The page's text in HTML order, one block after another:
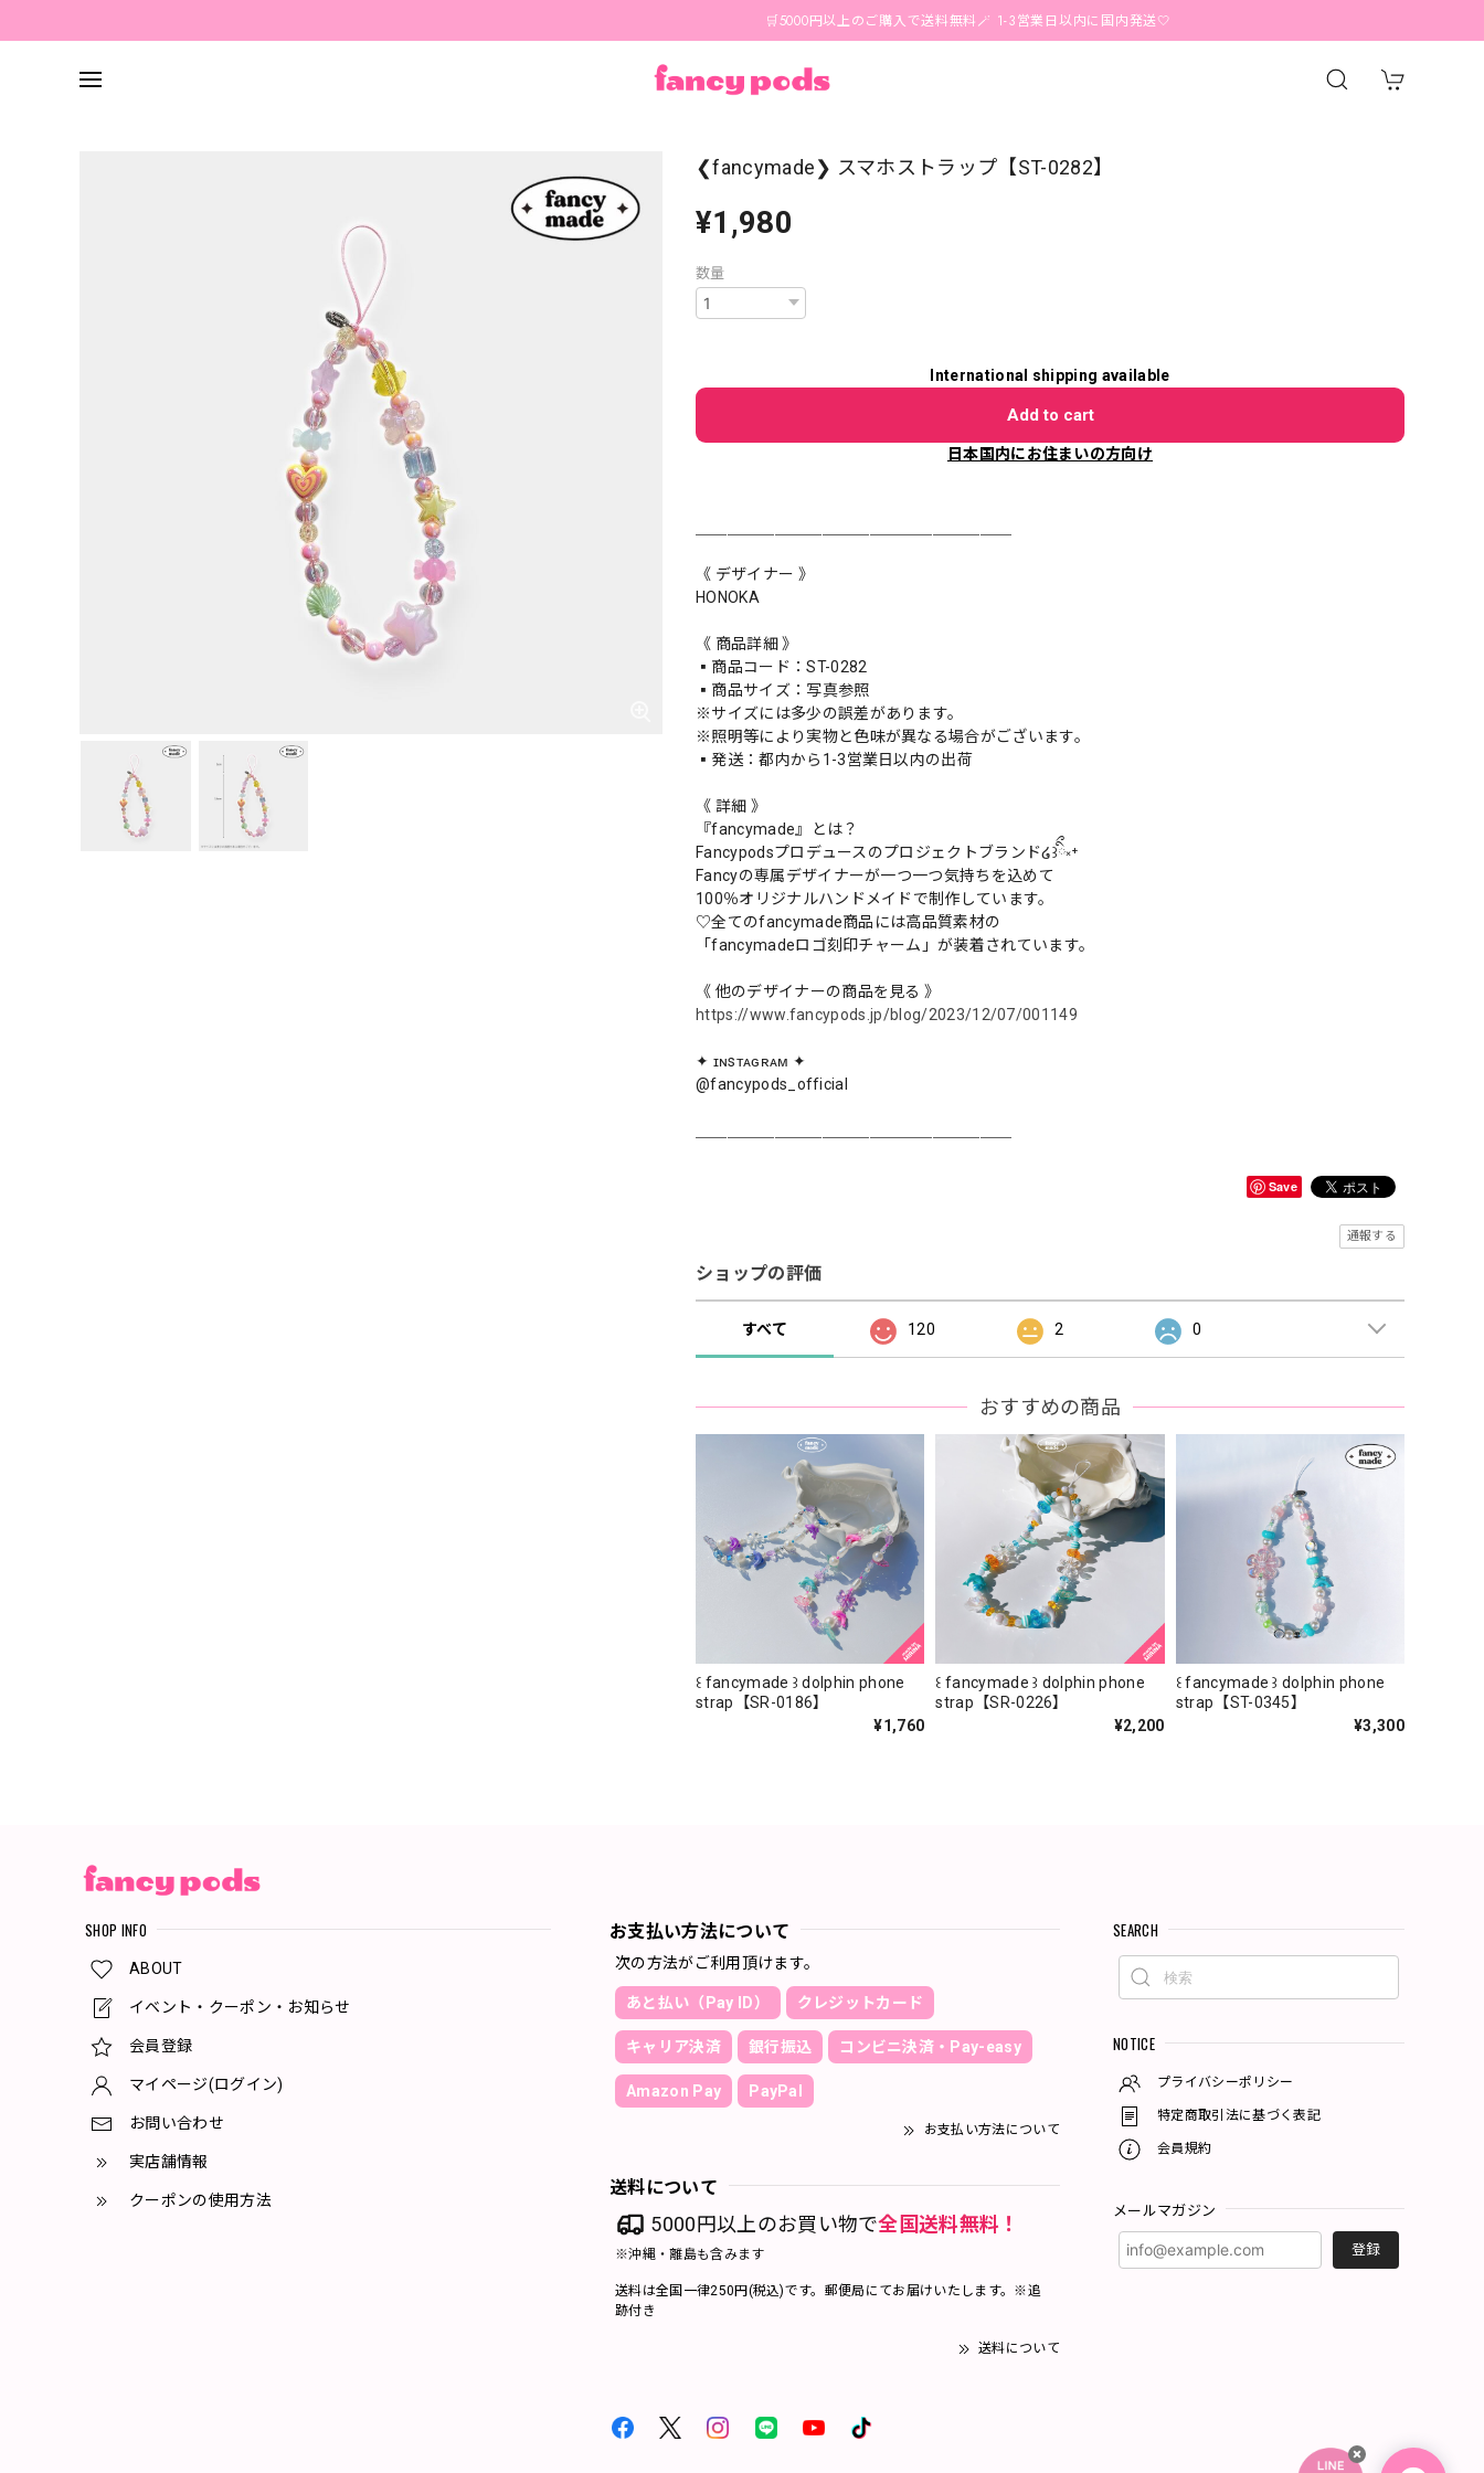
🛒5000円以上のご購入で送料無料🪄 1-3営業日以内に国内発送🤍
❮fancymade❯ スマホストラップ【ST-0282】
¥1,980
数量
International shipping available
Add to cart
日本国内にお住まいの方向け
《 デザイナー 》
HONOKA
《 商品詳細 》
▪️商品コード：ST-0282
▪️商品サイズ：写真参照
※サイズには多少の誤差があります。
※照明等により実物と色味が異なる場合がございます。
▪️発送：都内から1-3営業日以内の出荷
《 詳細 》
『fancymade』とは？
Fancypodsプロデュースのプロジェクトブランド໒꒱ིྀ༝⁺
Fancyの専属デザイナーが一つ一つ気持ちを込めて
100％オリジナルハンドメイドで制作しています。
♡全てのfancymade商品には高品質素材の
「fancymadeロゴ刻印チャーム」が装着されています。
《 他のデザイナーの商品を見る 》
https://www.fancypods.jp/blog/2023/12/07/001149
✦ ɪɴsᴛᴀɢʀᴀᴍ ✦
@fancypods_official
Save
通報する
ショップの評価
すべて 120 2 0
おすすめの商品
꒰ fancymade ꒱ dolphin phone
strap【SR-0186】
¥1,760
꒰ fancymade ꒱ dolphin phone
strap【SR-0226】
¥2,200
꒰ fancymade ꒱ dolphin phone
strap【ST-0345】
¥3,300
SHOP INFO
ABOUT
イベント・クーポン・お知らせ
会員登録
マイページ(ログイン)
お問い合わせ
実店舗情報
クーポンの使用方法
お支払い方法について
次の方法がご利用頂けます。
あと払い（Pay ID） クレジットカード
キャリア決済 銀行振込 コンビニ決済・Pay-easy
Amazon Pay PayPal
お支払い方法について
送料について
5000円以上のお買い物で全国送料無料！
※沖縄・離島も含みます
送料は全国一律250円(税込)です。郵便局にてお届けいたします。※追
跡付き
送料について
SEARCH
NOTICE
プライバシーポリシー
特定商取引法に基づく表記
会員規約
メールマガジン
登録